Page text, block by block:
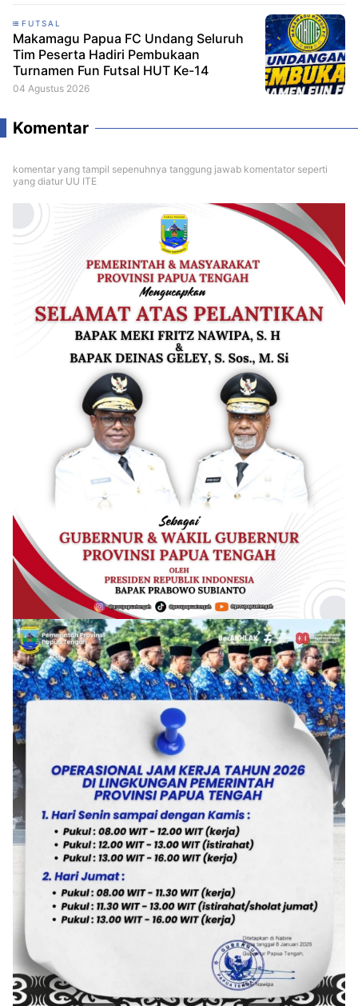
FUTSAL
Makamagu Papua FC Undang Seluruh
Tim Peserta Hadiri Pembukaan
Turnamen Fun Futsal HUT Ke-14
04 Agustus 2026
Komentar
komentar yang tampil sepenuhnya tanggung jawab komentator seperti
yang diatur UU ITE